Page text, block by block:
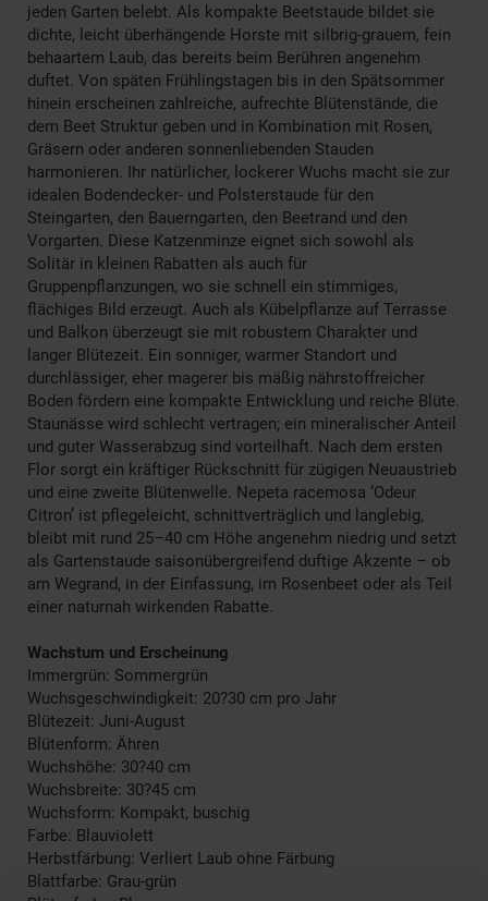
jeden Garten belebt. Als kompakte Beetstaude bildet sie
dichte, leicht überhängende Horste mit silbrig-grauem, fein
behaartem Laub, das bereits beim Berühren angenehm
duftet. Von späten Frühlingstagen bis in den Spätsommer
hinein erscheinen zahlreiche, aufrechte Blütenstände, die
dem Beet Struktur geben und in Kombination mit Rosen,
Gräsern oder anderen sonnenliebenden Stauden
harmonieren. Ihr natürlicher, lockerer Wuchs macht sie zur
idealen Bodendecker- und Polsterstaude für den
Steingarten, den Bauerngarten, den Beetrand und den
Vorgarten. Diese Katzenminze eignet sich sowohl als
Solitär in kleinen Rabatten als auch für
Gruppenpflanzungen, wo sie schnell ein stimmiges,
flächiges Bild erzeugt. Auch als Kübelpflanze auf Terrasse
und Balkon überzeugt sie mit robustem Charakter und
langer Blütezeit. Ein sonniger, warmer Standort und
durchlässiger, eher magerer bis mäßig nährstoffreicher
Boden fördern eine kompakte Entwicklung und reiche Blüte.
Staunässe wird schlecht vertragen; ein mineralischer Anteil
und guter Wasserabzug sind vorteilhaft. Nach dem ersten
Flor sorgt ein kräftiger Rückschnitt für zügigen Neuaustrieb
und eine zweite Blütenwelle. Nepeta racemosa ‘Odeur
Citron’ ist pflegeleicht, schnittverträglich und langlebig,
bleibt mit rund 25–40 cm Höhe angenehm niedrig und setzt
als Gartenstaude saisonübergreifend duftige Akzente – ob
am Wegrand, in der Einfassung, im Rosenbeet oder als Teil
einer naturnah wirkenden Rabatte.
Wachstum und Erscheinung
Immergrün: Sommergrün
Wuchsgeschwindigkeit: 20?30 cm pro Jahr
Blütezeit: Juni-August
Blütenform: Ähren
Wuchshöhe: 30?40 cm
Wuchsbreite: 30?45 cm
Wuchsform: Kompakt, buschig
Farbe: Blauviolett
Herbstfärbung: Verliert Laub ohne Färbung
Blattfarbe: Grau-grün